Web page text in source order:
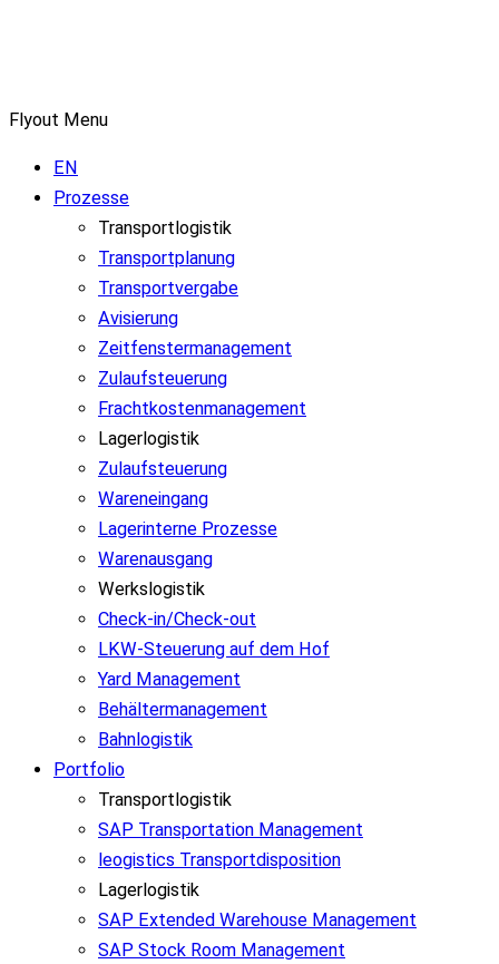
Flyout Menu
EN
Prozesse
Transportlogistik
Transportplanung
Transportvergabe
Avisierung
Zeitfenstermanagement
Zulaufsteuerung
Frachtkostenmanagement
Lagerlogistik
Zulaufsteuerung
Wareneingang
Lagerinterne Prozesse
Warenausgang
Werkslogistik
Check-in/Check-out
LKW-Steuerung auf dem Hof
Yard Management
Behältermanagement
Bahnlogistik
Portfolio
Transportlogistik
SAP Transportation Management
leogistics Transportdisposition
Lagerlogistik
SAP Extended Warehouse Management
SAP Stock Room Management